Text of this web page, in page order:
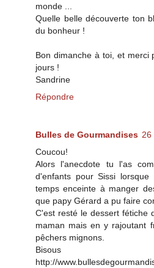
monde ...
Quelle belle découverte ton
du bonheur !
Bon dimanche à toi, et merci
jours !
Sandrine
Répondre
Bulles de Gourmandises 26
Coucou!
Alors l'anecdote tu l'as
d'enfants pour Sissi
temps enceinte à manger
que papy Gérard a pu faire
C'est resté le dessert fétiche
maman mais en y rajoutant
pêchers mignons.
Bisous
http://